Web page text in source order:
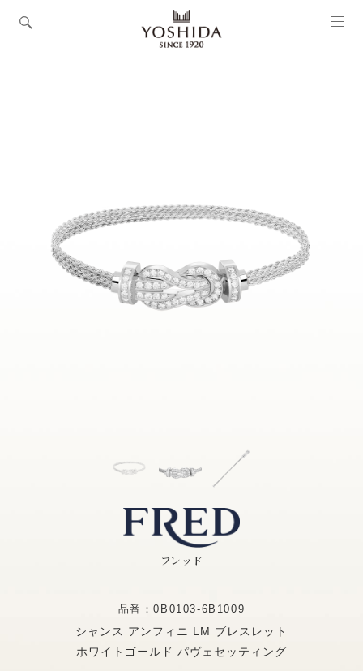
フレッド
品番：0B0103-6B1009
シャンス アンフィニ LM ブレスレット
ホワイトゴールド パヴェセッティング